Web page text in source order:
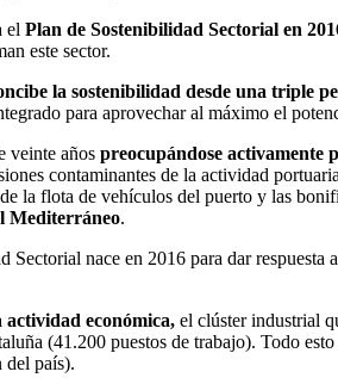
el Plan de Sostenibilidad Sectorial en
este sector.
la sostenibilidad desde una triple
para aprovechar al máximo el
veinte años preocupándose activamente
contaminantes de la actividad
la flota de vehículos del puerto y las
Mediterráneo.
Sectorial nace en 2016 para dar
actividad económica, el clúster industrial
(41.200 puestos de trabajo). Todo
del país).